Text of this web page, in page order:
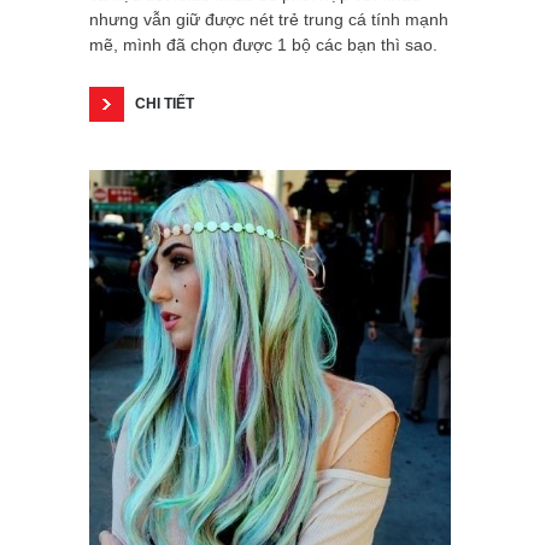
nhưng vẫn giữ được nét trẻ trung cá tính mạnh
mẽ, mình đã chọn được 1 bộ các bạn thì sao.
CHI TIẾT